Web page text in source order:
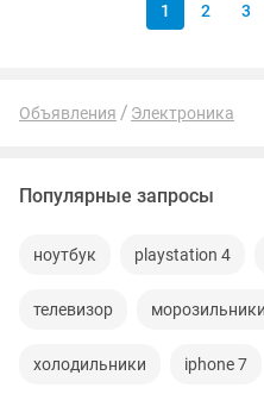
1 2 3
Объявления Электроника
Популярные запросы
ноутбук playstation 4
телевизор морозильники
холодильники iphone 7